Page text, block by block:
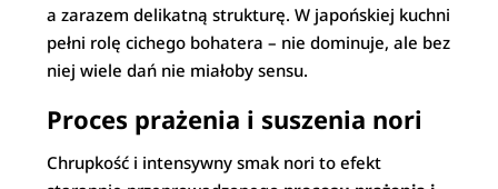
a zarazem delikatną strukturę. W japońskiej kuchni
pełni rolę cichego bohatera – nie dominuje, ale bez
niej wiele dań nie miałoby sensu.
Proces prażenia i suszenia nori
Chrupkość i intensywny smak nori to efekt